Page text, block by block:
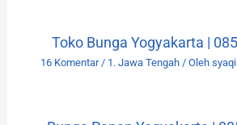
Toko Bunga Yogyakarta |
16 Komentar / 1. Jawa Tengah/ Oleh